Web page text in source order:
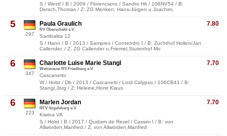
S / Westf / B / 2009 / Florenciano / Sandro Hit / 106NV54 / B:
Dersch,Thomas / Z: ZG Menken, Hans-Jürgen u.Joachim,
5
297
7.80
Paula Graulich
RV Oberscheld e.V.
Sambalita 12
S / Hann / B / 2013 / Sampres / Contendro I / B: Zuchthof Hollen/Jan
Callender, / Z: ZG Callender u.Friemel,Stutenhof Mo
6
347
7.70
Charlotte Luise Marie Stangl
Wetterauer RV Friedberg e.V.
Cascanetto
W / Holst / Db / 2013 / Cascanetti / Lord Calypso / 106CB41 / B:
Stangl,Jörg / Z: Heleine,Horst Klaus
6
223
7.70
Marlen Jordan
RFV Vogelsberg e.V.
Kiwina VA
S / Holst / B / 2017 / Quidam de Revel / Cassini I / B: von
Allwörden,Manfred / Z: von Allwörden,Manfred